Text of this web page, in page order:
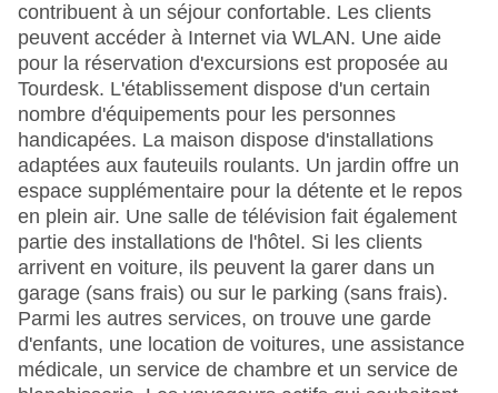
contribuent à un séjour confortable. Les clients
peuvent accéder à Internet via WLAN. Une aide
pour la réservation d'excursions est proposée au
Tourdesk. L'établissement dispose d'un certain
nombre d'équipements pour les personnes
handicapées. La maison dispose d'installations
adaptées aux fauteuils roulants. Un jardin offre un
espace supplémentaire pour la détente et le repos
en plein air. Une salle de télévision fait également
partie des installations de l'hôtel. Si les clients
arrivent en voiture, ils peuvent la garer dans un
garage (sans frais) ou sur le parking (sans frais).
Parmi les autres services, on trouve une garde
d'enfants, une location de voitures, une assistance
médicale, un service de chambre et un service de